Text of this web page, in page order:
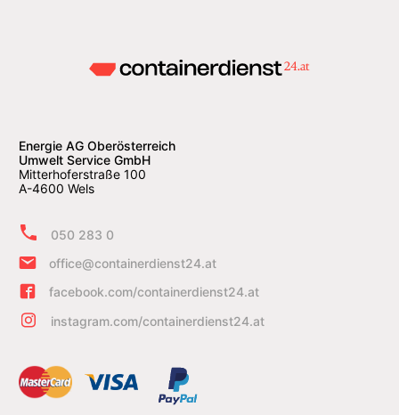
Energie AG Oberösterreich
Umwelt Service GmbH
Mitterhoferstraße 100
A-4600 Wels
050 283 0
office@containerdienst24.at
facebook.com/containerdienst24.at
instagram.com/containerdienst24.at